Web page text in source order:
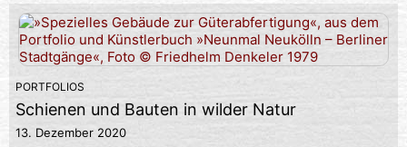
PORTFOLIOS
Schienen und Bauten in wilder Natur
13. Dezember 2020